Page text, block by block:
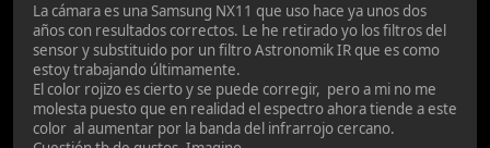
La cámara es una Samsung NX11 que uso hace ya unos dos
años con resultados correctos. Le he retirado yo los filtros del
sensor y substituido por un filtro Astronomik IR que es como
estoy trabajando últimamente.
El color rojizo es cierto y se puede corregir, pero a mi no me
molesta puesto que en realidad el espectro ahora tiende a este
color al aumentar por la banda del infrarrojo cercano.